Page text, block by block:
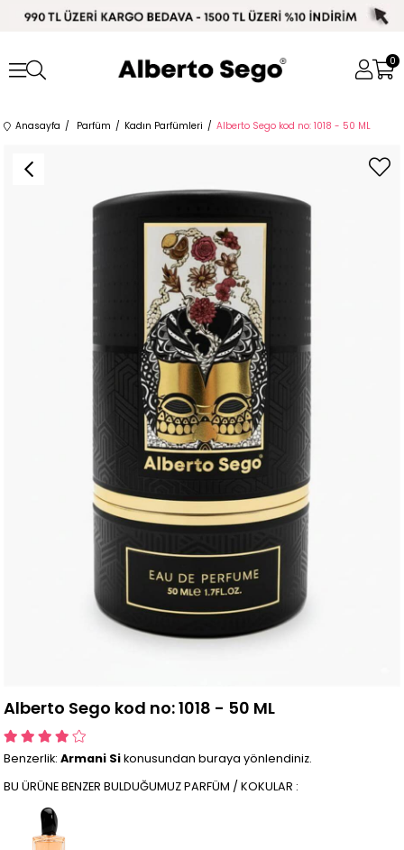
0
Anasayfa Parfüm Kadın Parfümleri Alberto Sego kod no: 1018 - 50 ML
Alberto Sego kod no: 1018 - 50 ML
Benzerlik:Armani Sikonusundan buraya yönlendiniz.
BU ÜRÜNE BENZER BULDUĞUMUZ PARFÜM / KOKULAR :